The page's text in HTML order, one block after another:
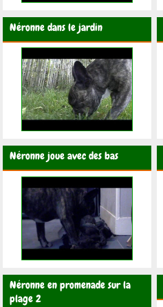
Néronne dans le jardin
Néronne joue avec des bas
Néronne en promenade sur la
plage 2